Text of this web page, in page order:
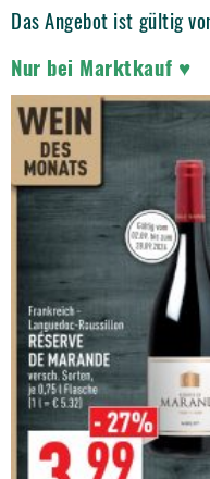
Das Angebot ist gültig
Nur bei Marktkauf ♥